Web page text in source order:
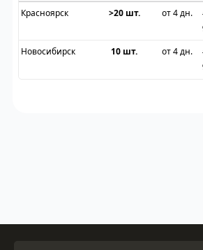
Красноярск
>20 шт. от 4 дн.
Новосибирск
10 шт. от 4 дн.